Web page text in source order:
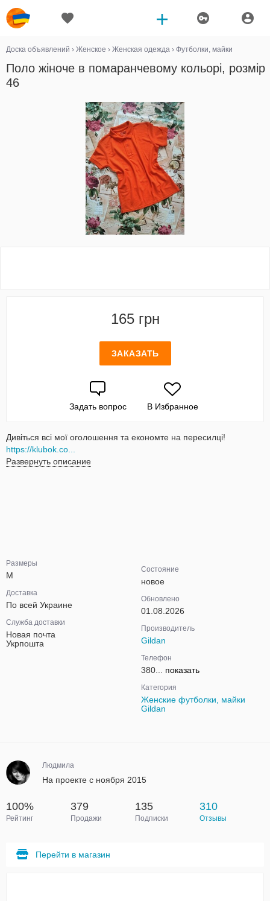
Доска объявлений › Женское › Женская одежда › Футболки, майки
Поло жіноче в помаранчевому кольорі, розмір
46
165 грн
ЗАКАЗАТЬ
Задать вопрос В Избранное
Дивіться всі мої оголошення та економте на пересилці!
https://klubok.co...
Развернуть описание
Размеры
M
Доставка
По всей Украине
Служба доставки
Новая почта
Укрпошта
Состояние
новое
Обновлено
01.08.2026
Производитель
Gildan
Телефон
380... показать
Категория
Женские футболки, майки
Gildan
Людмила
На проекте с ноября 2015
100%
Рейтинг
379
Продажи
135
Подписки
310
Отзывы
Перейти в магазин